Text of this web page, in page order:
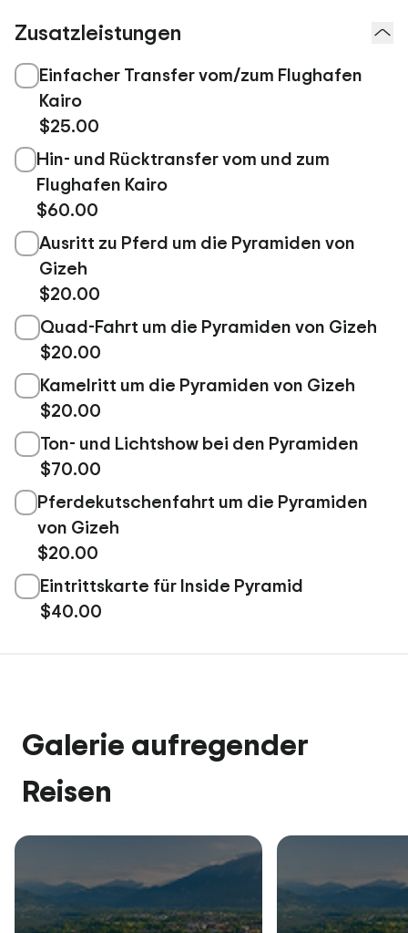
Zusatzleistungen
Einfacher Transfer vom/zum Flughafen
Kairo
$25.00
Hin- und Rücktransfer vom und zum
Flughafen Kairo
$60.00
Ausritt zu Pferd um die Pyramiden von
Gizeh
$20.00
Quad-Fahrt um die Pyramiden von Gizeh
$20.00
Kamelritt um die Pyramiden von Gizeh
$20.00
Ton- und Lichtshow bei den Pyramiden
$70.00
Pferdekutschenfahrt um die Pyramiden
von Gizeh
$20.00
Eintrittskarte für Inside Pyramid
$40.00
Galerie aufregender
Reisen